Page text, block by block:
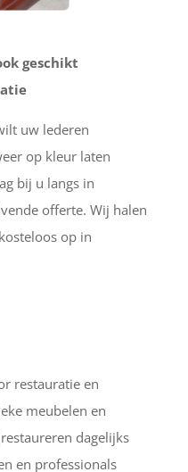
geschikt
uw lederen
op kleur laten
bij u langs in
offerte. Wij halen
op in
restauratie en
meubelen en
dagelijks
en professionals